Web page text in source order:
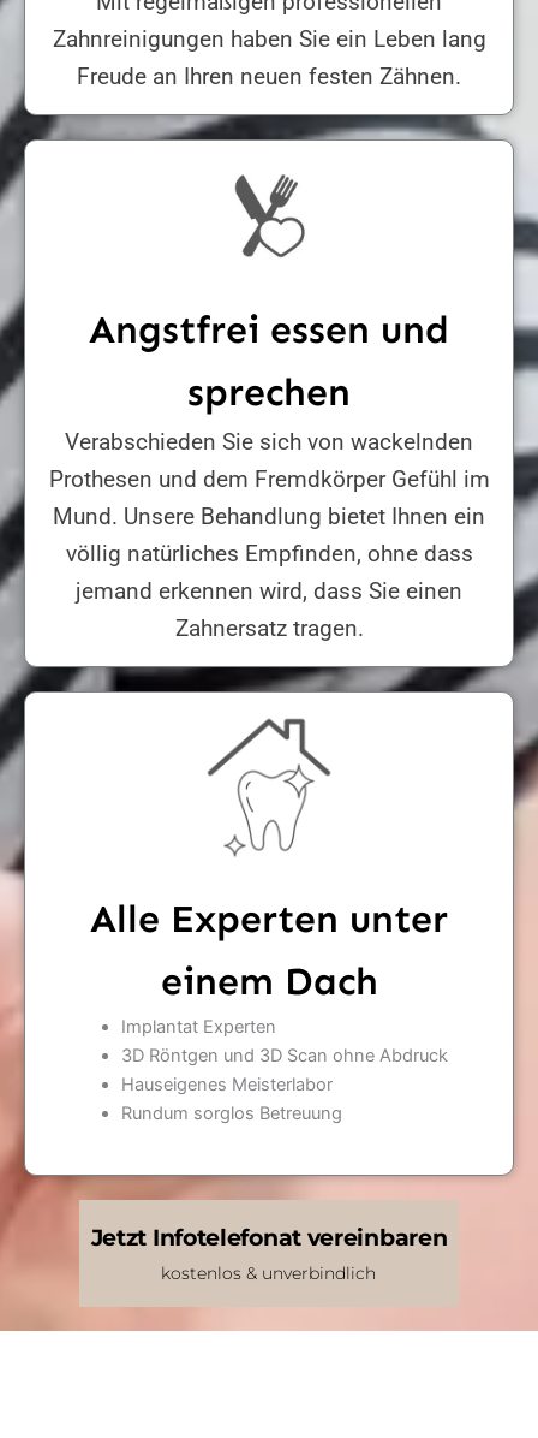
Zahnreinigungen haben Sie ein Leben lang
Freude an Ihren neuen festen Zähnen.
Angstfrei essen und
sprechen
Verabschieden Sie sich von wackelnden
Prothesen und dem Fremdkörper Gefühl im
Mund. Unsere Behandlung bietet Ihnen ein
völlig natürliches Empfinden, ohne dass
jemand erkennen wird, dass Sie einen
Zahnersatz tragen.
Alle Experten unter
einem Dach
Implantat Experten
3D Röntgen und 3D Scan ohne Abdruck
Hauseigenes Meisterlabor
Rundum sorglos Betreuung
Jetzt Infotelefonat vereinbaren
kostenlos & unverbindlich